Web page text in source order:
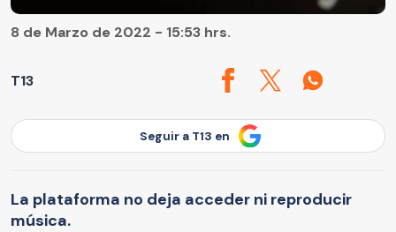
T13
8 de Marzo de 2022 - 15:53 hrs.
Seguir a T13 en
La plataforma no deja acceder ni reproducir
música.